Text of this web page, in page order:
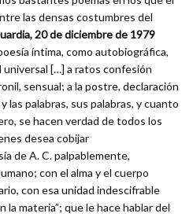
las densas costumbres del
20 de diciembre de 1979
íntima, como autobiográfica,
[…] a ratos confesión
sensual; a la postre, declaración
las palabras, sus palabras, y cuanto
se hacen verdad de todos los
desea cobijar
de A. C. palpablemente,
con el alma y el cuerpo
con esa unidad indescifrable
la materia”; que le hace hablar del